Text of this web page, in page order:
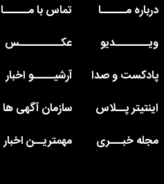
درباره مــــــا
تماس با مــــــا
ویــــــــدیو
عکــــــــــس
پادکست و صدا
آرشیـــــو اخبار
اینتیتر پــلاس
سازمان آگهی ها
مجله خبـــری
مهمتریــن اخبار